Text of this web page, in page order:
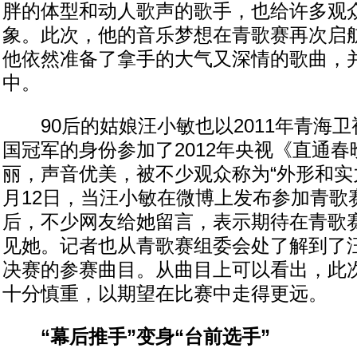
胖的体型和动人歌声的歌手，也给许多观
象。此次，他的音乐梦想在青歌赛再次启
他依然准备了拿手的大气又深情的歌曲，
中。
90后的姑娘汪小敏也以2011年青海卫
国冠军的身份参加了2012年央视《直通
丽，声音优美，被不少观众称为“外形和
月12日，当汪小敏在微博上发布参加青歌
后，不少网友给她留言，表示期待在青歌
见她。记者也从青歌赛组委会处了解到了
决赛的参赛曲目。从曲目上可以看出，此
十分慎重，以期望在比赛中走得更远。
“幕后推手”变身“台前选手”